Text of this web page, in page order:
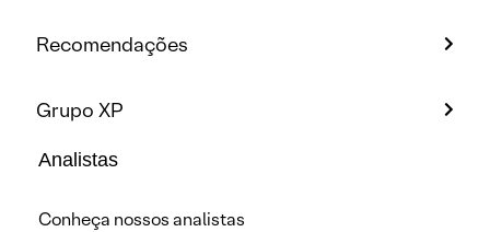
Recomendações
Grupo XP
Analistas
Conheça nossos analistas